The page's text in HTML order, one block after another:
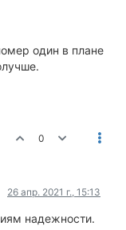
один в плане
0
26 апр. 2021 г., 15:13
надежности.